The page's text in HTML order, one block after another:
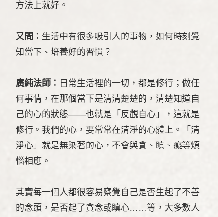
方法上就好。
又問︰ 生活中有很多吸引人的事物，如何時刻覺
知當下、培養好的習慣？
廣純法師︰ 日常生活裡的一切，都是修行；做任
何事情，在那個當下是清清楚楚的，清楚知道自
己的心的狀態——也就是「反觀自心」，這就是
修行。我們的心，要常常在清淨的心體上。「清
淨心」就是無染著的心，不會與貪、瞋、癡等煩
惱相應。
其實每一個人都很容易察覺自己是否生起了不善
的念頭，是否起了貪念或瞋心……等，大多數人